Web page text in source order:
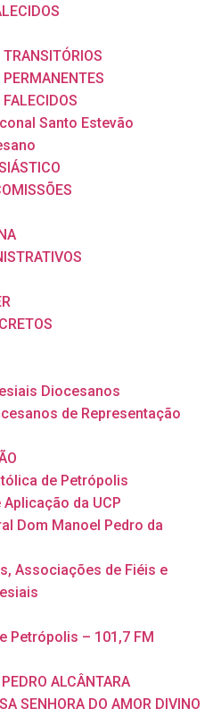
Santo Estevão
Diocesanos
de Representação
de Petrópolis
da UCP
Dom Manoel Pedro da
Associações de Fiéis e
Petrópolis – 101,7 FM
ALCÂNTARA
SENHORA DO AMOR DIVINO